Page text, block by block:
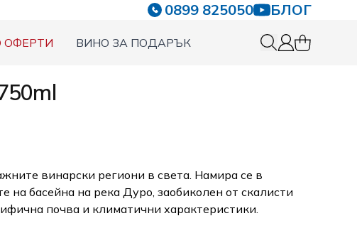
0899 825050 БЛОГ
ОФЕРТИ
ВИНО ЗА ПОДАРЪК
0 items in
винарски региони в света. Намира се в
на басейна на река Дуро, заобиколен от скалисти
почва и климатични характеристики.